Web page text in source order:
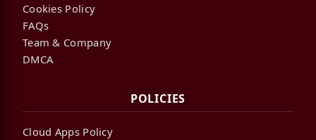
Cookies Policy
FAQs
Team & Company
DMCA
POLICIES
Cloud Apps Policy